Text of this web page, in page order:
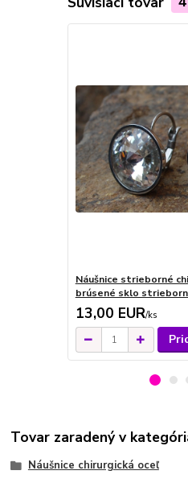
Náušnice strieborné
brúsené sklo
13,00 EUR/ks
Tovar zaradený v
Náušnice chirurgická oceľ